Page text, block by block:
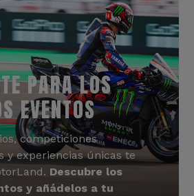
PARA LOS
EVENTOS
competiciones
y experiencias únicas te
Descubre los
y añádelos a tu